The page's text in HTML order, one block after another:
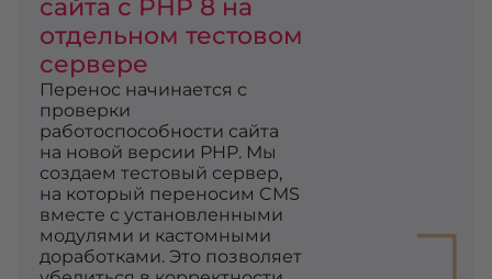
сайта с PHP 8 на
отдельном тестовом
сервере
Перенос начинается с
проверки
работоспособности сайта
на новой версии PHP. Мы
создаем тестовый сервер,
на который переносим CMS
вместе с установленными
модулями и кастомными
доработками. Это позволяет